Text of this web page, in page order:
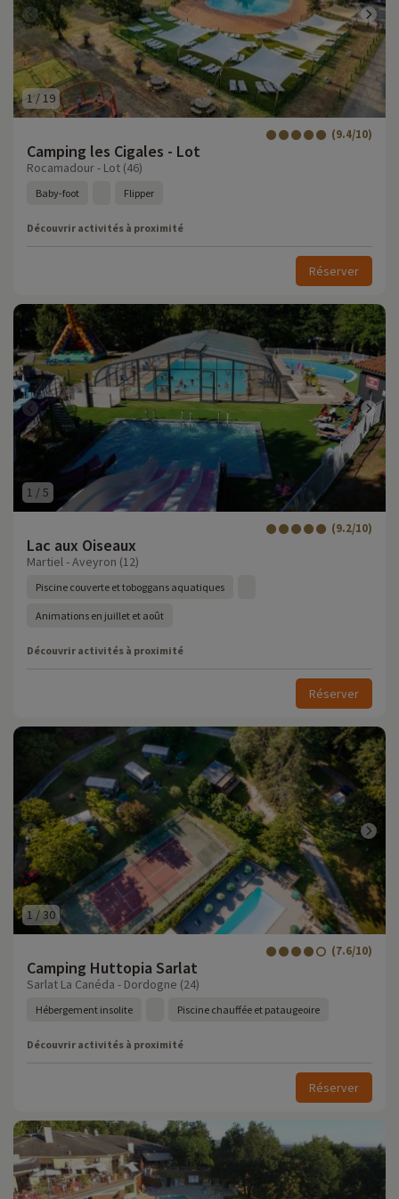
1 / 19
Camping les Cigales - Lot
(9.4/10)
Rocamadour - Lot (46)
Baby-foot Flipper
Découvrir activités à proximité
Réserver
1 /5
Lac aux Oiseaux
(9.2/10)
Martiel - Aveyron (12)
Piscine couverte et toboggans aquatiques
Animations en juillet et août
Découvrir activités à proximité
Réserver
1 /30
Camping Huttopia Sarlat
(7.6/10)
Sarlat La Canéda - Dordogne (24)
Hébergement insolite Piscine chauffée et pataugeoire
Découvrir activités à proximité
Réserver